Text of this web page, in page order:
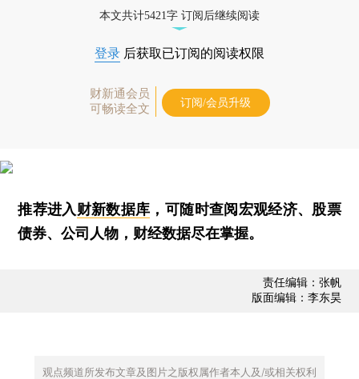
本文共计5421字 订阅后继续阅读
登录 后获取已订阅的阅读权限
财新通会员
可畅读全文
订阅/会员升级
推荐进入财新数据库 ，可随时查阅宏观经济、股票
债券、公司人物，财经数据尽在掌握。
责任编辑：张帆
版面编辑：李东昊
观点频道所发布文章及图片之版权属作者本人及/或相关权利